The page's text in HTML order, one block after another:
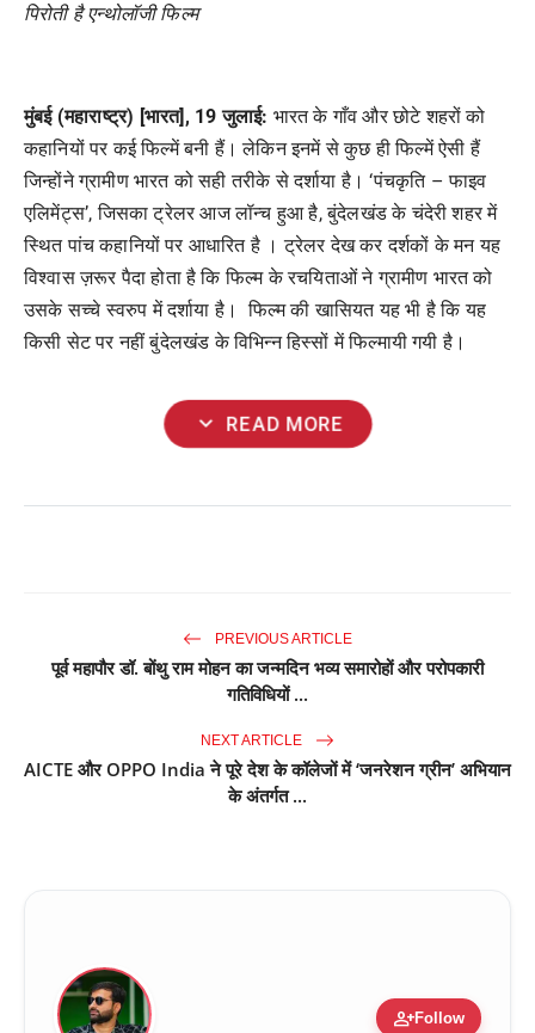
पिरोती है एन्थोलॉजी फिल्म
मुंबई (महाराष्ट्र) [भारत], 19 जुलाई: भारत के गाँव और छोटे शहरों को
कहानियों पर कई फिल्में बनी हैं। लेकिन इनमें से कुछ ही फिल्में ऐसी हैं
जिन्होंने ग्रामीण भारत को सही तरीके से दर्शाया है। ‘पंचकृति – फाइव
एलिमेंट्स’, जिसका ट्रेलर आज लॉन्च हुआ है, बुंदेलखंड के चंदेरी शहर में
स्थित पांच कहानियों पर आधारित है । ट्रेलर देख कर दर्शकों के मन यह
विश्वास ज़रूर पैदा होता है कि फिल्म के रचयिताओं ने ग्रामीण भारत को
उसके सच्चे स्वरुप में दर्शाया है। फिल्म की खासियत यह भी है कि यह
किसी सेट पर नहीं बुंदेलखंड के विभिन्न हिस्सों में फिल्मायी गयी है।
expand_more READ MORE
PREVIOUS ARTICLE
पूर्व महापौर डॉ. बोंथु राम मोहन का जन्मदिन भव्य समारोहों और परोपकारी
गतिविधियों ...
NEXT ARTICLE
AICTE और OPPO India ने पूरे देश के कॉलेजों में ‘जनरेशन ग्रीन’ अभियान
के अंतर्गत ...
person_addFollow